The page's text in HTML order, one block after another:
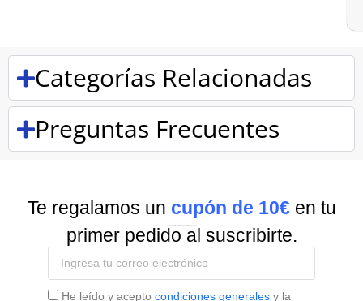
Categorías Relacionadas
Preguntas Frecuentes
Te regalamos un cupón de 10€ en tu
primer pedido al suscribirte.
He leído y acepto condiciones generales y la